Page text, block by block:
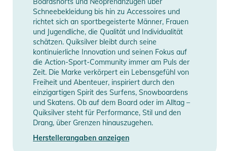
Sicherheitshinweise
Gebrauchsanweisungen, Sicherheitshinweise und Warnungen
finden Sie direkt am Produkt.
Schneebekleidung bis hin zu Accessoires und
richtet sich an sportbegeisterte Männer, Frauen
und Jugendliche, die Qualität und Individualität
schätzen. Quiksilver bleibt durch seine
kontinuierliche Innovation und seinen Fokus auf
die Action-Sport-Community immer am Puls der
Zeit. Die Marke verkörpert ein Lebensgefühl von
Freiheit und Abenteuer, inspiriert durch den
einzigartigen Spirit des Surfens, Snowboardens
und Skatens. Ob auf dem Board oder im Alltag –
Quiksilver steht für Performance, Stil und den
Drang, über Grenzen hinauszugehen.
Herstellerangaben anzeigen